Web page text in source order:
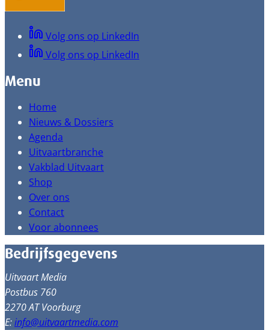
Volg ons op LinkedIn
Volg ons op LinkedIn
Menu
Home
Nieuws & Dossiers
Agenda
Uitvaartbranche
Vakblad Uitvaart
Shop
Over ons
Contact
Voor abonnees
Bedrijfsgegevens
Uitvaart Media
Postbus 760
2270 AT Voorburg
E:info@uitvaartmedia.com